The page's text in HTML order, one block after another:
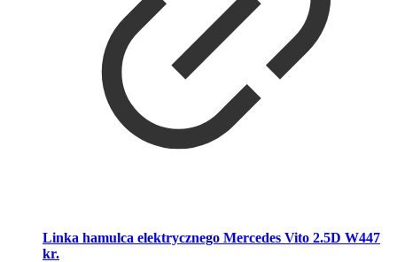
Linka hamulca elektrycznego Mercedes Vito 2.5D W447
kr.